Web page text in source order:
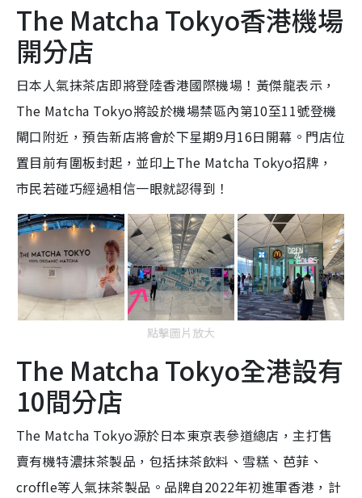
The Matcha Tokyo香港機場
開分店
日本人氣抹茶店即將登陸香港國際機場！黃傑龍表示 ，
The Matcha Tokyo將設於機場禁區內第10至11號登機
閘口附近，預告新店將會於下星期9月16日開幕。門店位
置目前有圍板封起，並印上The Matcha Tokyo招牌 ，
市民若碰巧經過相信一眼就認得到！
點擊圖片放大
The Matcha Tokyo全港設有
10間分店
The Matcha Tokyo源於日本東京表參道總店，主打售
賣有機特濃抹茶製品，包括抹茶飲料、雪糕、芭菲、
croffle等人氣抹茶製品 。品牌自2022年初進軍香港，計